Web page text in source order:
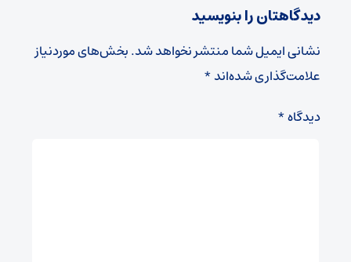
دیدگاهتان را بنویسید
نشانی ایمیل شما منتشر نخواهد شد.بخش‌های موردنیاز
علامت‌گذاری شده‌اند*
دیدگاه*